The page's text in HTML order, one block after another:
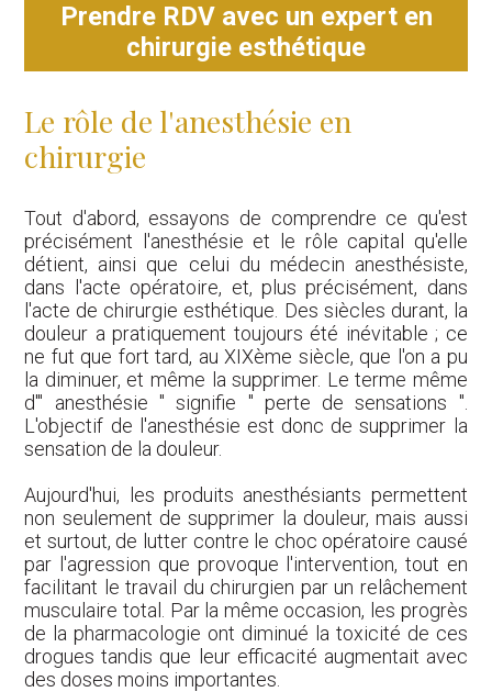
Prendre RDV avec un expert en
chirurgie esthétique
Le rôle de l'anesthésie en
chirurgie
Tout d'abord, essayons de comprendre ce qu'est
précisément l'anesthésie et le rôle capital qu'elle
détient, ainsi que celui du médecin anesthésiste,
dans l'acte opératoire, et, plus précisément, dans
l'acte de chirurgie esthétique. Des siècles durant, la
douleur a pratiquement toujours été inévitable ; ce
ne fut que fort tard, au XIXème siècle, que l'on a pu
la diminuer, et même la supprimer. Le terme même
d'" anesthésie " signifie " perte de sensations ".
L'objectif de l'anesthésie est donc de supprimer la
sensation de la douleur.
Aujourd'hui, les produits anesthésiants permettent
non seulement de supprimer la douleur, mais aussi
et surtout, de lutter contre le choc opératoire causé
par l'agression que provoque l'intervention, tout en
facilitant le travail du chirurgien par un relâchement
musculaire total. Par la même occasion, les progrès
de la pharmacologie ont diminué la toxicité de ces
drogues tandis que leur efficacité augmentait avec
des doses moins importantes.